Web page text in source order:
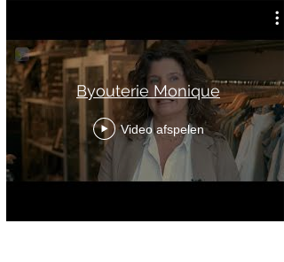
Byouterie Monique
Video afspelen